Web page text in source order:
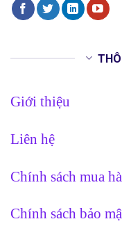
Giới thiệu
Liên hệ
Chính sách mua
Chính sách bảo